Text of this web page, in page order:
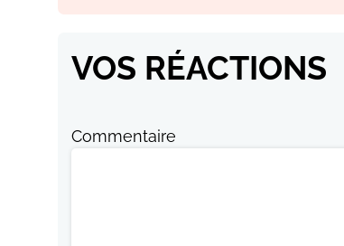
VOS RÉACTIONS
Commentaire